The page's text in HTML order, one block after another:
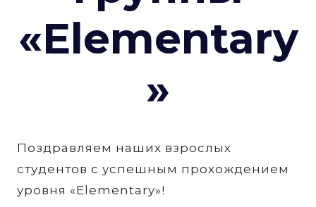
«Elementary
»
Поздравляем наших взрослых
студентов с успешным прохождением
уровня «Elementary»!